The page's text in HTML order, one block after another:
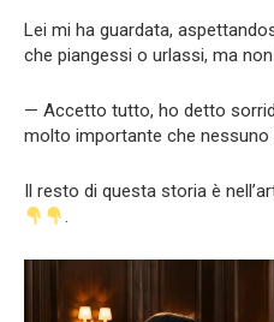
Lei mi ha guardata,
che piangessi o urlassi, ma
— Accetto tutto, ho detto
molto importante che nessuno
Il resto di questa storia è
.